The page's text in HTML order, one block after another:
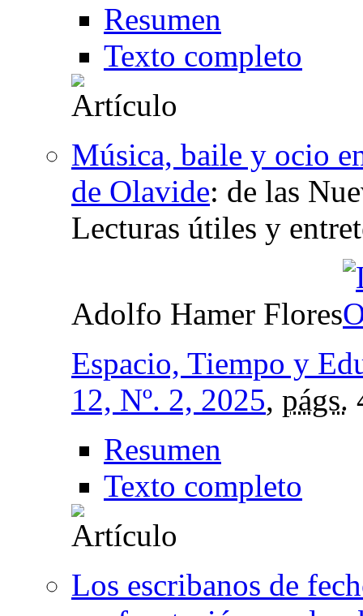
Resumen
Texto completo
Música, baile y ocio
de Olavide: de las
Lecturas útiles y
Adolfo Hamer Flores
Espacio, Tiempo y
12, Nº. 2, 2025, págs.
Resumen
Texto completo
Los escribanos de